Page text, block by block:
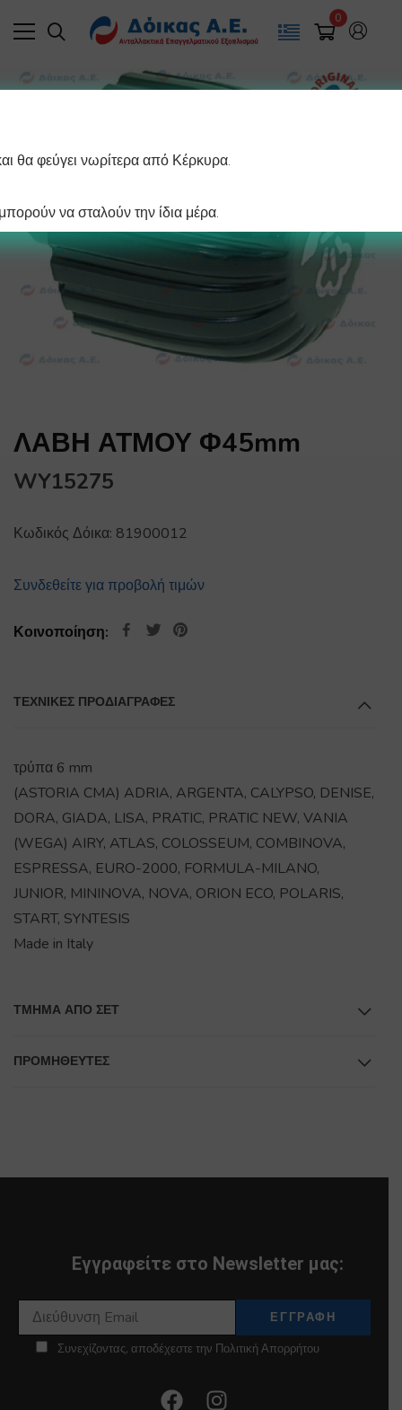
0
ΛΑΒΗ ΑΤΜΟΥ Φ45mm
WY15275
Κωδικός Δόικα: 81900012
Συνδεθείτε για προβολή τιμών
Κοινοποίηση:
ΤΕΧΝΙΚΕΣ ΠΡΟΔΙΑΓΡΑΦΕΣ
τρύπα 6 mm
(ASTORIA CMA) ADRIA, ARGENTA, CALYPSO, DENISE,
DORA, GIADA, LISA, PRATIC, PRATIC NEW, VANIA
(WEGA) AIRY, ATLAS, COLOSSEUM, COMBINOVA,
ESPRESSA, EURO-2000, FORMULA-MILANO,
JUNIOR, MININOVA, NOVA, ORION ECO, POLARIS,
START, SYNTESIS
Made in Italy
ΤΜΉΜΑ ΑΠΌ ΣΕΤ
ΠΡΟΜΗΘΕΥΤΕΣ
Εγγραφείτε στο Newsletter μας:
Συνεχίζοντας, αποδέχεστε την Πολιτική Απορρήτου
θα φεύγει νωρίτερα από Κέρκυρα.
να σταλούν την ίδια μέρα.